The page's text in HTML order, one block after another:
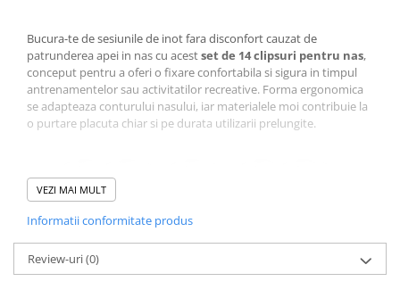
Bucura-te de sesiunile de inot fara disconfort cauzat de
patrunderea apei in nas cu acestset de 14 clipsuri pentru nas,
conceput pentru a oferi o fixare confortabila si sigura in timpul
antrenamentelor sau activitatilor recreative. Forma ergonomica
se adapteaza conturului nasului, iar materialele moi contribuie la
o purtare placuta chiar si pe durata utilizarii prelungite.
VEZI MAI MULT
Informatii conformitate produs
Review-uri(0)